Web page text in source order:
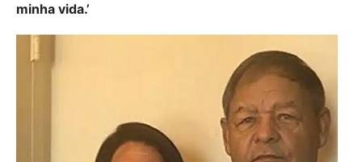
minha vida.’